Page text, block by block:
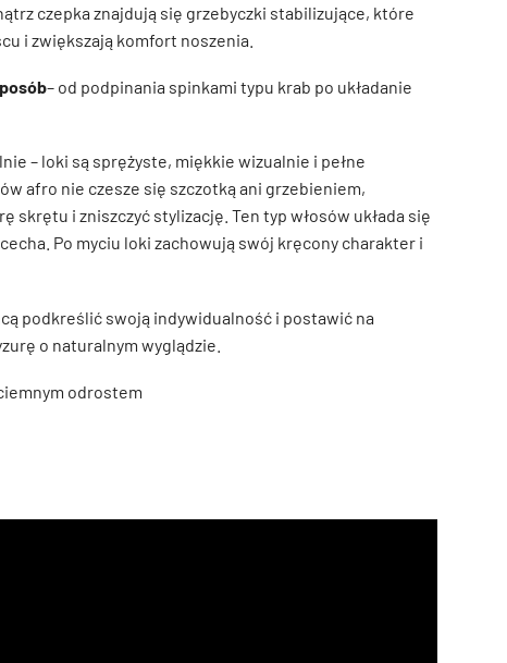
czepka znajdują się grzebyczki stabilizujące, które
i zwiększają komfort noszenia.
– od podpinania spinkami typu krab po układanie
– loki są sprężyste, miękkie wizualnie i pełne
afro nie czesze się szczotką ani grzebieniem,
skrętu i zniszczyć stylizację. Ten typ włosów układa się
Po myciu loki zachowują swój kręcony charakter i
podkreślić swoją indywidualność i postawić na
o naturalnym wyglądzie.
odrostem